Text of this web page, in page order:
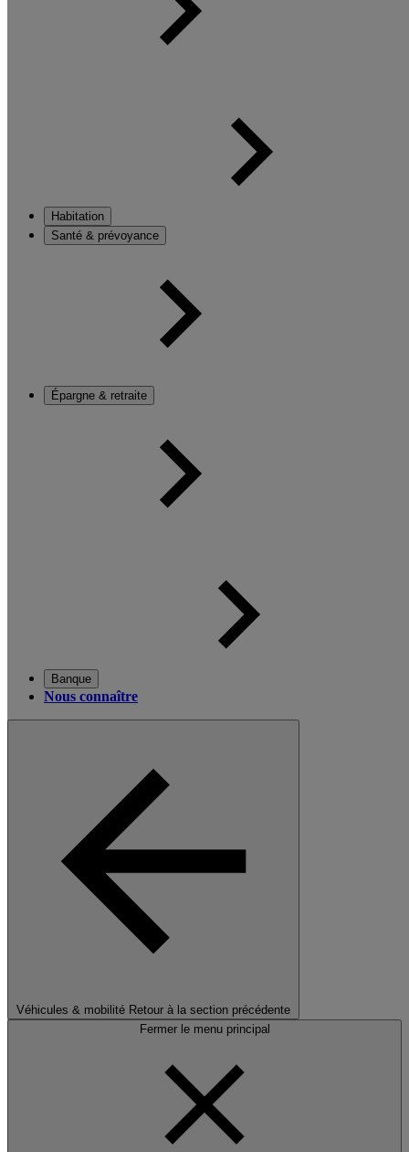
Habitation
Santé & prévoyance
Épargne & retraite
Banque
Nous connaître
Véhicules & mobilité Retour à la section précédente
Fermer le menu principal